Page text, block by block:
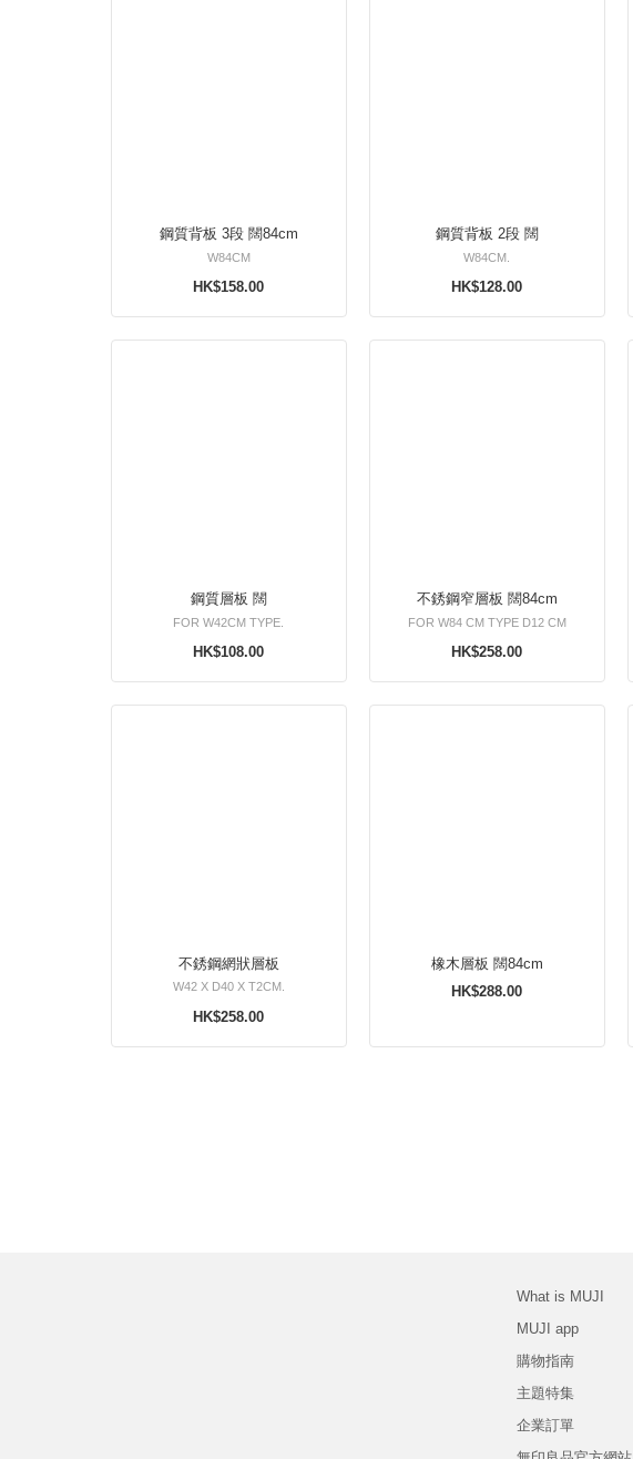
鋼質背板 3段 闊84cm
W84CM
HK$158.00
鋼質背板 2段 闊
W84CM.
HK$128.00
鋼質層板 闊
FOR W42CM TYPE.
HK$108.00
不銹鋼窄層板 闊84cm
FOR W84 CM TYPE D12 CM
HK$258.00
不銹鋼網狀層板
W42 X D40 X T2CM.
HK$258.00
橡木層板 闊84cm
HK$288.00
What is MUJI
MUJI app
購物指南
主題特集
企業訂單